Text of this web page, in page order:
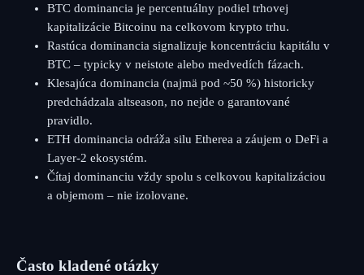
BTC dominancia je percentuálny podiel trhovej
kapitalizácie Bitcoinu na celkovom krypto trhu.
Rastúca dominancia signalizuje koncentráciu kapitálu v
BTC – typicky v neistote alebo medvedích fázach.
Klesajúca dominancia (najmä pod ~50 %) historicky
predchádzala altseason, no nejde o garantované
pravidlo.
ETH dominancia odráža silu Etherea a záujem o DeFi a
Layer-2 ekosystém.
Čítaj dominanciu vždy spolu s celkovou kapitalizáciou
a objemom – nie izolovane.
Často kladené otázky